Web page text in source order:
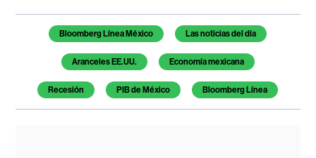
Temas de este artículo
Bloomberg Línea México Las noticias del día
Aranceles EE.UU. Economía mexicana
Recesión PIB de México Bloomberg Línea